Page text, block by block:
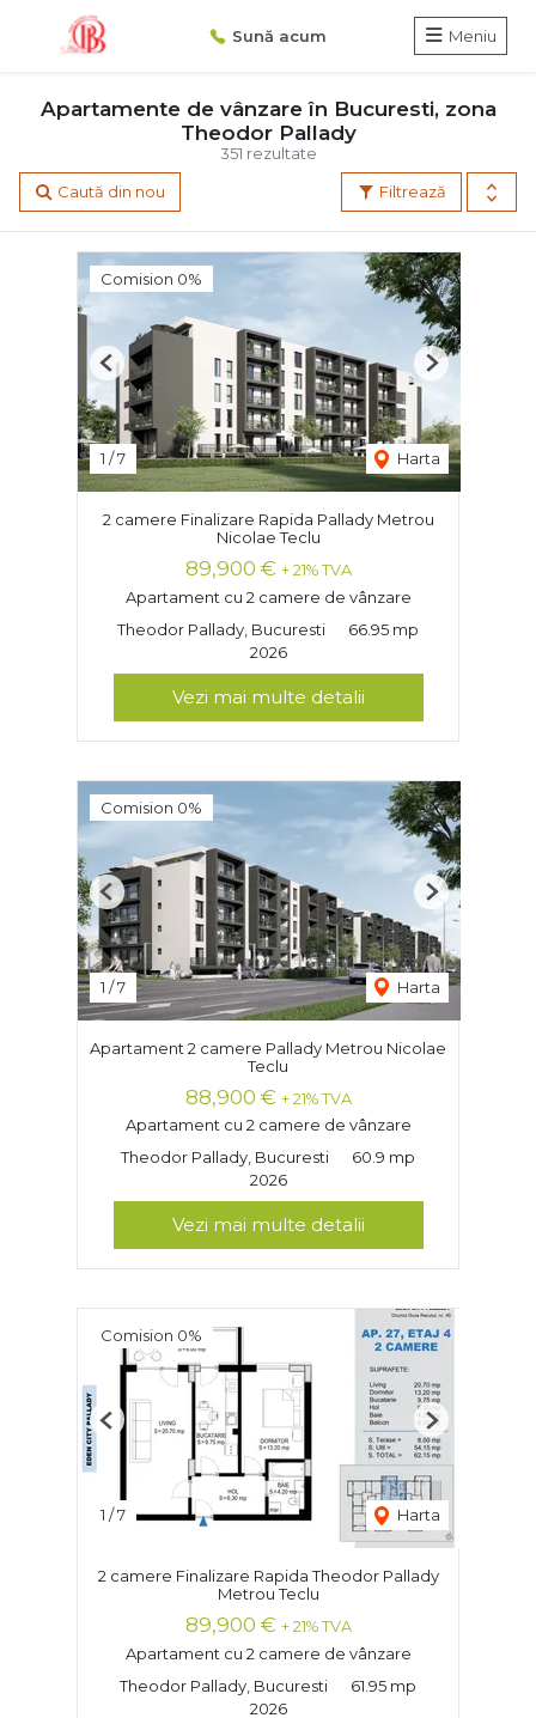
Sună acum Meniu
351 rezultate
Apartamente de vânzare în Bucuresti, zona
Theodor Pallady
Filtrează
Caută din nou
Comision 0%
1 /7 Harta
Previous Next
2 camere Finalizare Rapida Pallady Metrou
Nicolae Teclu
89,900 € + 21% TVA
Apartament cu 2 camere de vânzare
Theodor Pallady, Bucuresti
66.95 mp
2026
Vezi mai multe detalii
Comision 0%
1 /7 Harta
Previous Next
Apartament 2 camere Pallady Metrou Nicolae
Teclu
88,900 € + 21% TVA
Apartament cu 2 camere de vânzare
Theodor Pallady, Bucuresti
60.9 mp
2026
Vezi mai multe detalii
Comision 0%
1 /7 Harta
Previous Next
2 camere Finalizare Rapida Theodor Pallady
Metrou Teclu
89,900 € + 21% TVA
Apartament cu 2 camere de vânzare
Theodor Pallady, Bucuresti
61.95 mp
2026